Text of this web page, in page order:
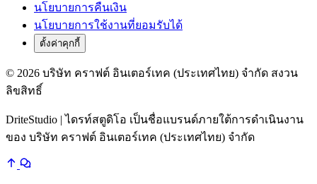
นโยบายการคืนเงิน
นโยบายการใช้งานที่ยอมรับได้
ตั้งค่าคุกกี้
© 2026 บริษัท คราฟต์ อินเตอร์เทค (ประเทศไทย) จำกัด สงวน
ลิขสิทธิ์
DriteStudio | ไดรท์สตูดิโอ เป็นชื่อแบรนด์ภายใต้การดำเนินงาน
ของ บริษัท คราฟต์ อินเตอร์เทค (ประเทศไทย) จำกัด